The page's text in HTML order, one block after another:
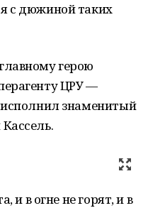
с дюжиной таких
герою
ЦРУ —
исполнил знаменитый
и в огне не горят, и в